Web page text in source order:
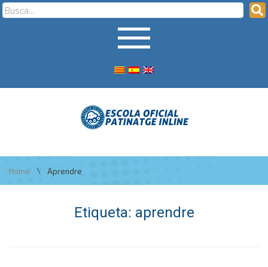
Home \ Aprendre
Etiqueta: aprendre